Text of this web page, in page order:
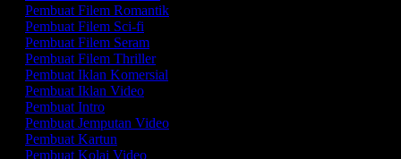
Pembuat Filem Romantik
Pembuat Filem Sci-fi
Pembuat Filem Seram
Pembuat Filem Thriller
Pembuat Iklan Komersial
Pembuat Iklan Video
Pembuat Intro
Pembuat Jemputan Video
Pembuat Kartun
Pembuat Kolaj Video